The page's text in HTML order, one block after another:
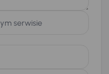
serwisie